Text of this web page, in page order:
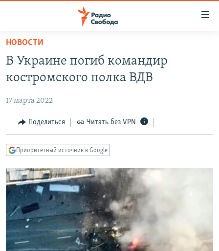
упрощенного
доступа
основному
Вернутся
главной
навигации
Вернутся
поиску
ПОДКАСТЫ
АВТОРСКИЕ ПРОЕКТЫ
ЦИТАТЫ СВОБОДЫ
МНЕНИЯ
IDEL.РЕАЛИИ
КАВКАЗ.РЕАЛИИ
СЕВЕР.РЕАЛИИ
СИБИРЬ.РЕАЛИИ
РАСПИСАНИЕ ВЕЩАНИЯ
ПОДПИШИТЕСЬ НА РАССЫЛКУ
НОВОСТИ
В Украине погиб командир
костромского полка ВДВ
17 марта 2022
Поделиться Читать без VPN
Приоритетный источник в Google